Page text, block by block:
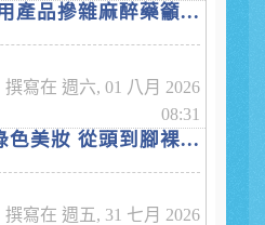
產品摻雜麻醉藥籲...
撰寫在 週六, 01 八月 2026
08:31
色美妝 從頭到腳裸...
撰寫在 週五, 31 七月 2026